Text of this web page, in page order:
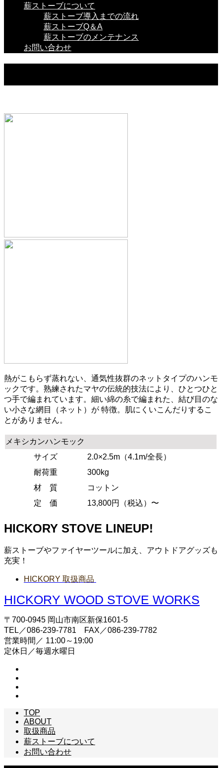
薪ストーブについて
薪ストーブ導入までの流れ
薪ストーブQ＆A
薪ストーブのメンテナンス
お問い合わせ
熱がこもらず蒸れない、通気性抜群のネットタイプのハンモ
ックです。熟練されたマヤの伝統的技法により、ひとつひと
つ手で編まれています。細い綿の糸で編まれた、結び目のな
い小さな網目（ネット）が 特徴。肌にくいこんだりするこ
とがありません。
メキシカンハンモック
サイズ
2.0×2.5m（4.1m/全長）
耐荷重
300kg
材 質
コットン
定 価
13,800円（税込）〜
HICKORY STOVE LINEUP!
薪ストーブやファイヤーツールに加え、アウトドアグッズも
充実！
HICKORY 取扱商品
HICKORY WOOD STOVE WORKS
〒700-0945 岡山市南区新保1601-5
TEL／086-239-7781 FAX／086-239-7782
営業時間／ 11:00～19:00
定休日／毎週水曜日
TOP
ABOUT
取扱商品
薪ストーブについて
お問い合わせ